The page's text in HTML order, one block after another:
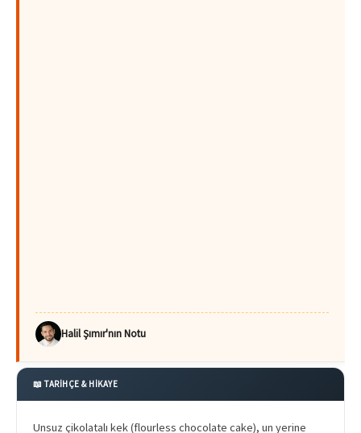
Halil Şımır'nın Notu
📖 TARİHÇE & HİKAYE
Unsuz çikolatalı kek (flourless chocolate cake), un yerine